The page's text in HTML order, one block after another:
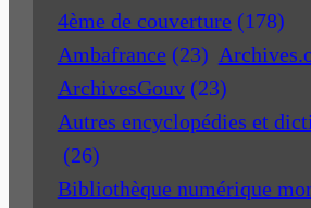
4ème de couverture (178)
Ambafrance (23)
ArchivesGouv (23)
Autres encyclopédies et
(26)
Bibliothèque numérique